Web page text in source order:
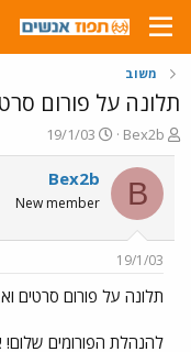
משוב
תלונה על פורום
פ
ו
ת
ח
ה
ש
א
Bex2b
פ
ו
ר
ם
ר
19/1/03
B
Bex2b
New member
19/1/03
תלונה על פורום סרטים